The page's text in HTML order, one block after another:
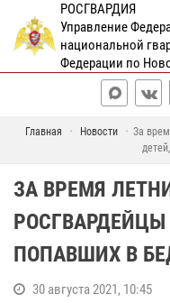
РОСГВАРДИЯ
Управление
национальной
Федерации по
Главная Новости
За
ЗА ВРЕМЯ
ПОПАВШИХ В
30 августа 2021, 10:45